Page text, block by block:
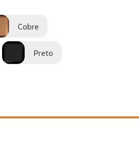
Cobre
Preto